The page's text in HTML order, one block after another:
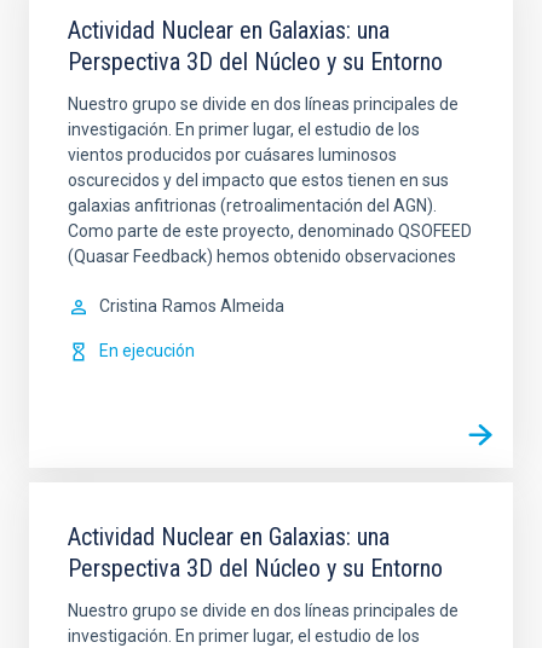
Actividad Nuclear en Galaxias: una
Perspectiva 3D del Núcleo y su Entorno
Nuestro grupo se divide en dos líneas principales de
investigación. En primer lugar, el estudio de los
vientos producidos por cuásares luminosos
oscurecidos y del impacto que estos tienen en sus
galaxias anfitrionas (retroalimentación del AGN).
Como parte de este proyecto, denominado QSOFEED
(Quasar Feedback) hemos obtenido observaciones
Cristina Ramos Almeida
En ejecución
Actividad Nuclear en Galaxias: una
Perspectiva 3D del Núcleo y su Entorno
Nuestro grupo se divide en dos líneas principales de
investigación. En primer lugar, el estudio de los